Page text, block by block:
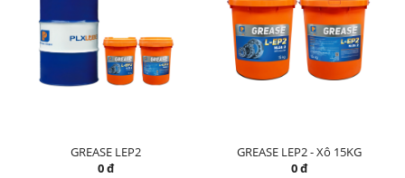
GREASE LEP2
0 đ
GREASE LEP2 - Xô 15KG
0 đ